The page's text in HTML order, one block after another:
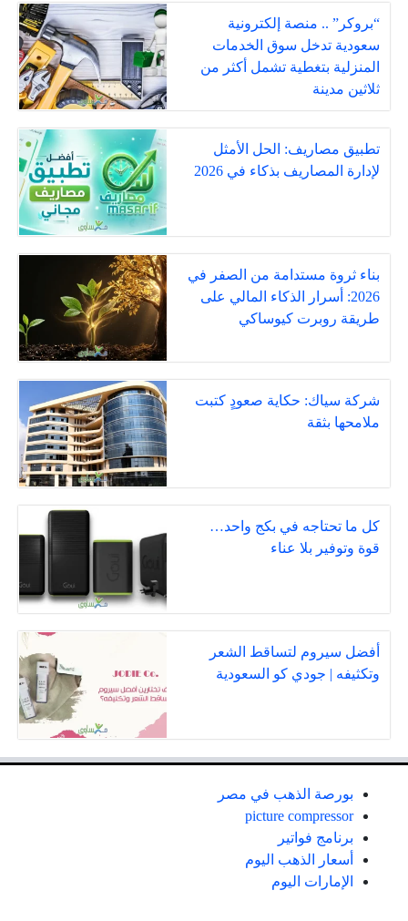
“بروكر” .. منصة إلكترونية
سعودية تدخل سوق الخدمات
المنزلية بتغطية تشمل أكثر من
ثلاثين مدينة
تطبيق مصاريف: الحل الأمثل
لإدارة المصاريف بذكاء في 2026
بناء ثروة مستدامة من الصفر في
2026: أسرار الذكاء المالي على
طريقة روبرت كيوساكي
شركة سياك: حكاية صعودٍ كتبت
ملامحها بثقة
كل ما تحتاجه في بكج واحد…
قوة وتوفير بلا عناء
أفضل سيروم لتساقط الشعر
وتكثيفه | جودي كو السعودية
بورصة الذهب في مصر
picture compressor
برنامج فواتير
أسعار الذهب اليوم
الإمارات اليوم